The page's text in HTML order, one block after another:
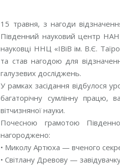
15 травня, з нагоди
Південний науковий центр
науковці ННЦ «ІВіВ ім. В.Є.
та став нагодою для
галузевих досліджень.
У рамках засідання відбулося
багаторічну сумлінну працю,
вітчизняної науки.
Почесною грамотою
нагороджено:
• Миколу Артюха — вченого
• Світлану Древову —